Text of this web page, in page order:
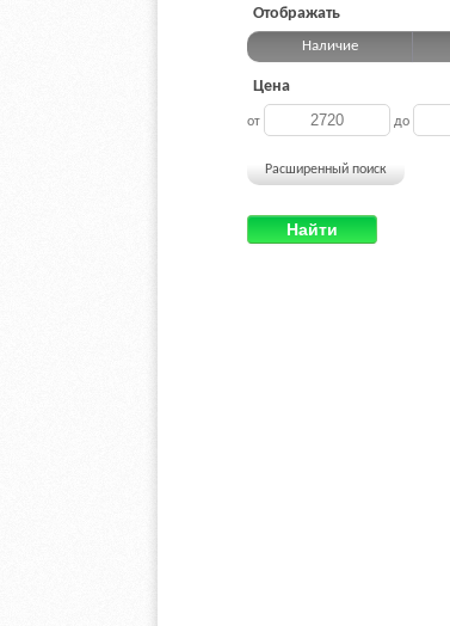
Отображать
Наличие
Цена
от до
Расширенный поиск
Найти